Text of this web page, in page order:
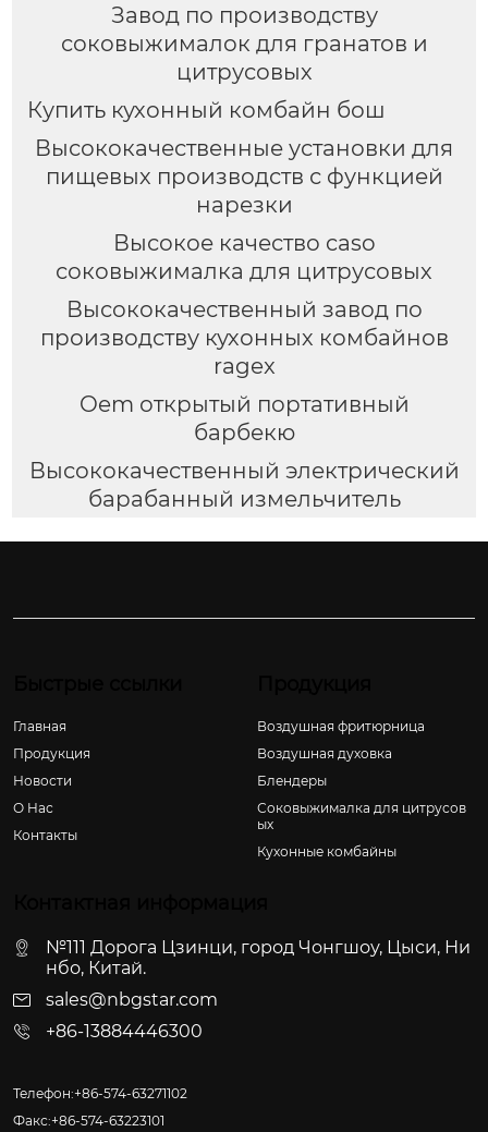
Завод по производству
соковыжималок для гранатов и
цитрусовых
Купить кухонный комбайн бош
Высококачественные установки для
пищевых производств с функцией
нарезки
Высокое качество caso
соковыжималка для цитрусовых
Высококачественный завод по
производству кухонных комбайнов
ragex
Oem открытый портативный
барбекю
Высококачественный электрический
барабанный измельчитель
Главная
Продукция
Новости
О Hас
Контакты
Воздушная фритюрница
Воздушная духовка
Блендеры
Соковыжималка для цитрусов
ых
Кухонные комбайны
№111 Дорога Цзинци, город Чонгшоу, Цыси, Ни
нбо, Китай.
sales@nbgstar.com
+86-13884446300
Телефон:+86-574-63271102
Факс:+86-574-63223101